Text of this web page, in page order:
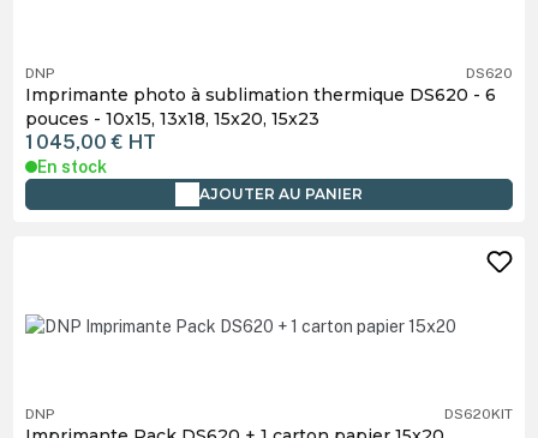
DNP DS620
Imprimante photo à sublimation thermique DS620 - 6
pouces - 10x15, 13x18, 15x20, 15x23
1 045,00 € HT
En stock
AJOUTER AU PANIER
DNP DS620KIT